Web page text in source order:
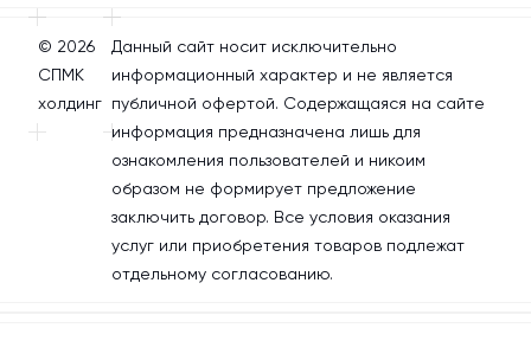
© 2026
СПМК
холдинг
Данный сайт носит исключительно
информационный характер и не является
публичной офертой. Содержащаяся на сайте
информация предназначена лишь для
ознакомления пользователей и никоим
образом не формирует предложение
заключить договор. Все условия оказания
услуг или приобретения товаров подлежат
отдельному согласованию.